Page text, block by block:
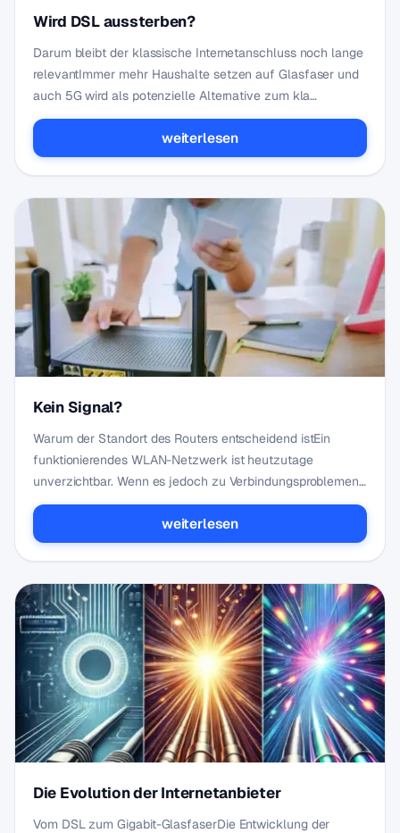
Wird DSL aussterben?
Darum bleibt der klassische Internetanschluss noch lange
relevantImmer mehr Haushalte setzen auf Glasfaser und
auch 5G wird als potenzielle Alternative zum kla…
weiterlesen
Kein Signal?
Warum der Standort des Routers entscheidend istEin
funktionierendes WLAN-Netzwerk ist heutzutage
unverzichtbar. Wenn es jedoch zu Verbindungsproblemen
kommt, i…
weiterlesen
Die Evolution der Internetanbieter
Vom DSL zum Gigabit-GlasfaserDie Entwicklung der